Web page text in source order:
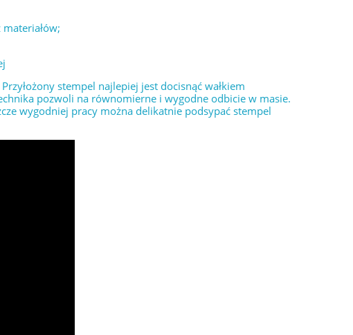
stempel najlepiej jest docisnąć wałkiem
pozwoli na równomierne i wygodne odbicie w masie.
wygodniej pracy można delikatnie podsypać stempel